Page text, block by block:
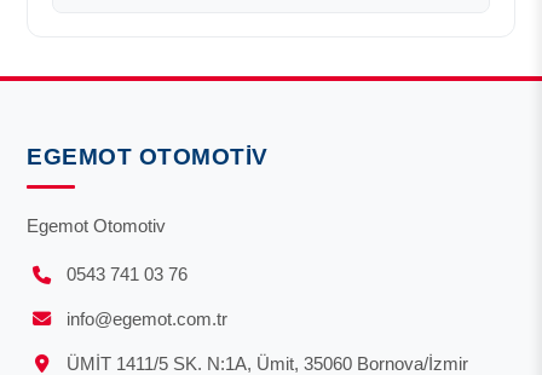
EGEMOT OTOMOTIV
Egemot Otomotiv
0543 741 03 76
info@egemot.com.tr
ÜMİT 1411/5 SK. N:1A, Ümit, 35060 Bornova/İzmir